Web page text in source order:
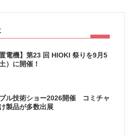
置電機】第23 回 HIOKI 祭りを9月5
）に開催！
ル技術ショー2026開催 コミチャ
製品が多数出展